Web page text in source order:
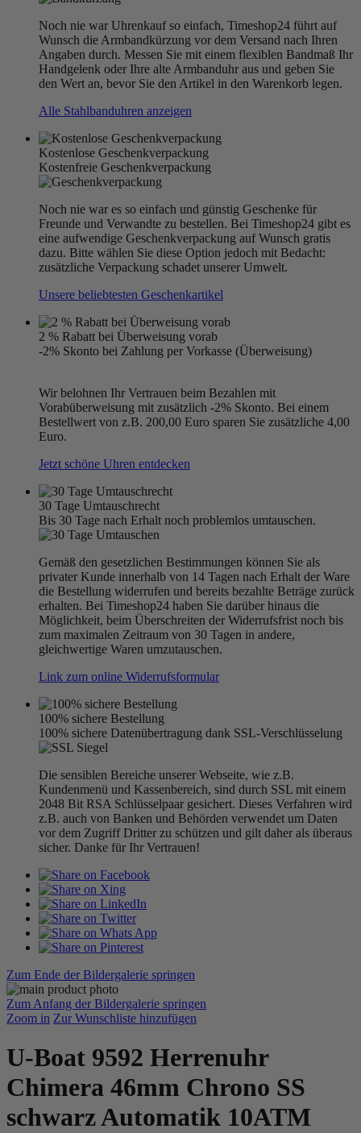
Noch nie war Uhrenkauf so einfach, Timeshop24 führt auf
Wunsch die Armbandkürzung vor dem Versand nach Ihren
Angaben durch. Messen Sie mit einem flexiblen Bandmaß Ihr
Handgelenk oder Ihre alte Armbanduhr aus und geben Sie
den Wert an, bevor Sie den Artikel in den Warenkorb legen.
Alle Stahlbanduhren anzeigen
Kostenlose Geschenkverpackung
Kostenfreie Geschenkverpackung
Noch nie war es so einfach und günstig Geschenke für
Freunde und Verwandte zu bestellen. Bei Timeshop24 gibt es
eine aufwendige Geschenkverpackung auf Wunsch gratis
dazu. Bitte wählen Sie diese Option jedoch mit Bedacht:
zusätzliche Verpackung schadet unserer Umwelt.
Unsere beliebtesten Geschenkartikel
2 % Rabatt bei Überweisung vorab
-2% Skonto bei Zahlung per Vorkasse (Überweisung)
Wir belohnen Ihr Vertrauen beim Bezahlen mit
Vorabüberweisung mit zusätzlich -2% Skonto. Bei einem
Bestellwert von z.B. 200,00 Euro sparen Sie zusätzliche 4,00
Euro.
Jetzt schöne Uhren entdecken
30 Tage Umtauschrecht
Bis 30 Tage nach Erhalt noch problemlos umtauschen.
Gemäß den gesetzlichen Bestimmungen können Sie als
privater Kunde innerhalb von 14 Tagen nach Erhalt der Ware
die Bestellung widerrufen und bereits bezahlte Beträge zurück
erhalten. Bei Timeshop24 haben Sie darüber hinaus die
Möglichkeit, beim Überschreiten der Widerrufsfrist noch bis
zum maximalen Zeitraum von 30 Tagen in andere,
gleichwertige Waren umzutauschen.
Link zum online Widerrufsformular
100% sichere Bestellung
100% sichere Datenübertragung dank SSL-Verschlüsselung
Die sensiblen Bereiche unserer Webseite, wie z.B.
Kundenmenü und Kassenbereich, sind durch SSL mit einem
2048 Bit RSA Schlüsselpaar gesichert. Dieses Verfahren wird
z.B. auch von Banken und Behörden verwendet um Daten
vor dem Zugriff Dritter zu schützen und gilt daher als überaus
sicher. Danke für Ihr Vertrauen!
Zum Ende der Bildergalerie springen
Zum Anfang der Bildergalerie springen
Zoom in Zur Wunschliste hinzufügen
U-Boat 9592 Herrenuhr
Chimera 46mm Chrono SS
schwarz Automatik 10ATM